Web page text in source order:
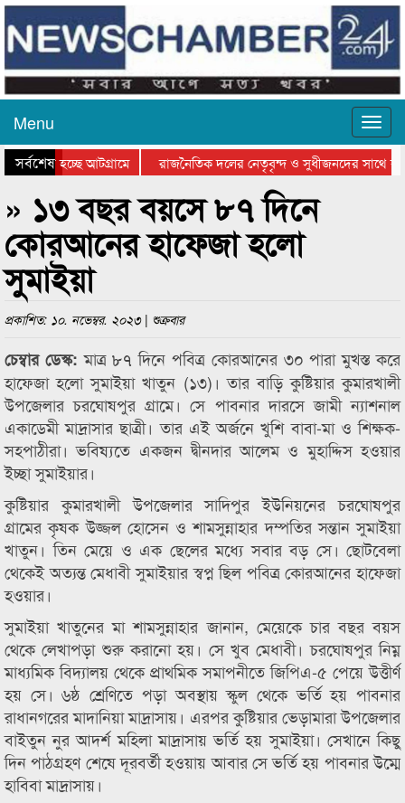
Menu
সর্বশেষহচ্ছে আটগ্রামে
রাজনৈতিক দলের নেতৃবৃন্দ ও সুধীজনদের সাথে
সিলেটে বাংলাদেশ গ্রুপ থিয়েটার ফেডারেশানের
» ১৩ বছর বয়সে ৮৭ দিনে
কোরআনের হাফেজা হলো
সুমাইয়া
প্রকাশিত: ১০. নভেম্বর. ২০২৩ | শুক্রবার
চেম্বার ডেস্ক:মাত্র ৮৭ দিনে পবিত্র কোরআনের ৩০ পারা মুখস্ত করে
হাফেজা হলো সুমাইয়া খাতুন (১৩)। তার বাড়ি কুষ্টিয়ার কুমারখালী
উপজেলার চরঘোষপুর গ্রামে। সে পাবনার দারসে জামী ন্যাশনাল
একাডেমী মাদ্রাসার ছাত্রী। তার এই অর্জনে খুশি বাবা-মা ও শিক্ষক-
সহপাঠীরা। ভবিষ্যতে একজন দ্বীনদার আলেম ও মুহাদ্দিস হওয়ার
ইচ্ছা সুমাইয়ার।
কুষ্টিয়ার কুমারখালী উপজেলার সাদিপুর ইউনিয়নের চরঘোষপুর
গ্রামের কৃষক উজ্জল হোসেন ও শামসুন্নাহার দম্পতির সন্তান সুমাইয়া
খাতুন। তিন মেয়ে ও এক ছেলের মধ্যে সবার বড় সে। ছোটবেলা
থেকেই অত্যন্ত মেধাবী সুমাইয়ার স্বপ্ন ছিল পবিত্র কোরআনের হাফেজা
হওয়ার।
সুমাইয়া খাতুনের মা শামসুন্নাহার জানান, মেয়েকে চার বছর বয়স
থেকে লেখাপড়া শুরু করানো হয়। সে খুব মেধাবী। চরঘোষপুর নিম্ন
মাধ্যমিক বিদ্যালয় থেকে প্রাথমিক সমাপনীতে জিপিএ-৫ পেয়ে উত্তীর্ণ
হয় সে। ৬ষ্ঠ শ্রেণিতে পড়া অবস্থায় স্কুল থেকে ভর্তি হয় পাবনার
রাধানগরের মাদানিয়া মাদ্রাসায়। এরপর কুষ্টিয়ার ভেড়ামারা উপজেলার
বাইতুন নুর আদর্শ মহিলা মাদ্রাসায় ভর্তি হয় সুমাইয়া। সেখানে কিছু
দিন পাঠগ্রহণ শেষে দূরবর্তী হওয়ায় আবার সে ভর্তি হয় পাবনার উম্মে
হাবিবা মাদ্রাসায়।